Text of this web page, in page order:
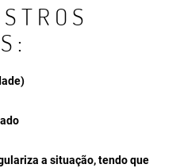
a situação, tendo que